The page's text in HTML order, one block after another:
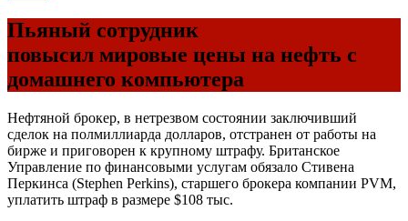
Пьяный сотрудник
повысил мировые цены на нефть с
домашнего компьютера
Нефтяной брокер, в нетрезвом состоянии заключивший
сделок на полмиллиарда долларов, отстранен от работы на
бирже и приговорен к крупному штрафу. Британское
Управление по финансовыми услугам обязало Стивена
Перкинса (Stephen Perkins), старшего брокера компании PVM,
уплатить штраф в размере $108 тыс.